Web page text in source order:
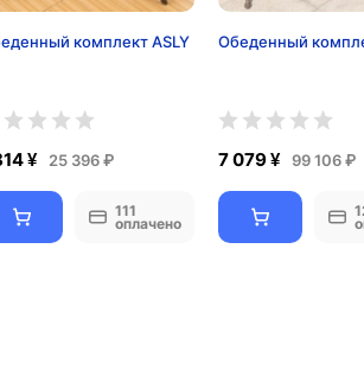
комплект ASLY
¥ 25 396 ₽
111
оплачено
Обеденный
7 079 ¥ 99 106 ₽